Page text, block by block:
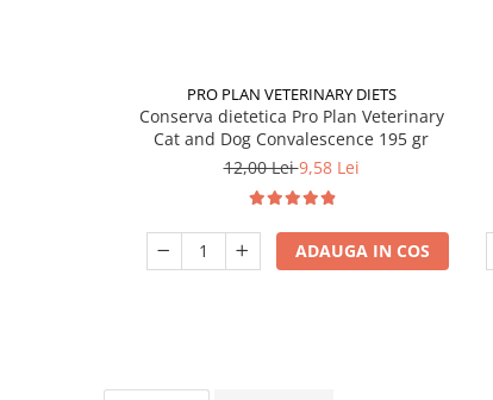
PRO PLAN VETERINARY DIETS
Conserva dietetica Pro Plan Veterinary
Cat and Dog Convalescence 195 gr
12,00 Lei9,58 Lei
ADAUGA IN COS